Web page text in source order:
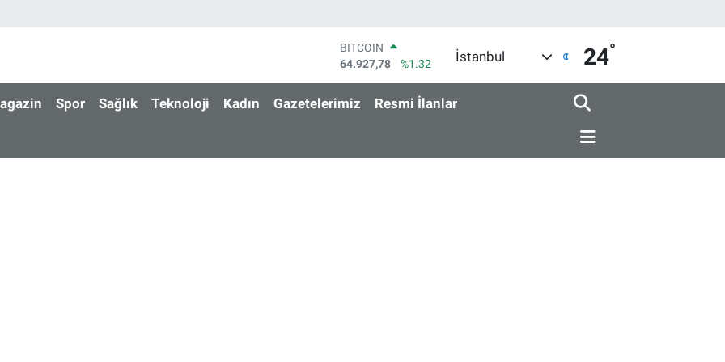
BITCOIN
64.927,78
%1.32
47,5971
%0.05
EURO
64,2534
%0.22
İstanbul 24°
Spor Sağlık Teknoloji Kadın Gazetelerimiz Resmi İlanlar